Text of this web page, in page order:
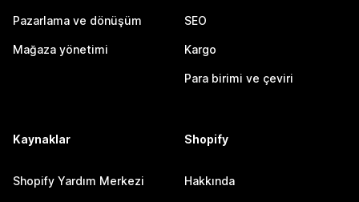
Pazarlama ve dönüşüm
Mağaza yönetimi
SEO
Kargo
Para birimi ve çeviri
Kaynaklar
Shopify Yardım Merkezi
Shopify
Hakkında